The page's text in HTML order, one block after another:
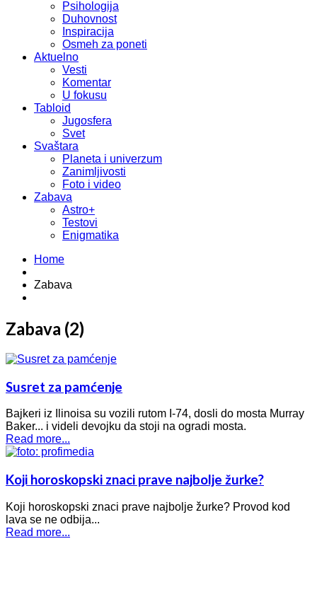
Psihologija
Duhovnost
Inspiracija
Osmeh za poneti
Aktuelno
Vesti
Komentar
U fokusu
Tabloid
Jugosfera
Svet
Svaštara
Planeta i univerzum
Zanimljivosti
Foto i video
Zabava
Astro+
Testovi
Enigmatika
Home
Zabava
Zabava (2)
Susret za pamćenje
Bajkeri iz Ilinoisa su vozili rutom I-74, dosli do mosta Murray
Baker... i videli devojku da stoji na ogradi mosta.
Read more...
Koji horoskopski znaci prave najbolje žurke?
Koji horoskopski znaci prave najbolje žurke? Provod kod
lava se ne odbija...
Read more...